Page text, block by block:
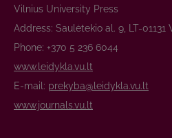
Vilnius University Press
Address: Saulėtekio al. 9, LT-01131
Phone: +370 5 236 6044
www.leidykla.vu.lt
E-mail: prekyba@leidykla.vu.lt
www.journals.vu.lt